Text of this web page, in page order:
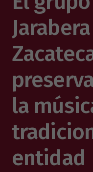
Jarabera
la
entidad